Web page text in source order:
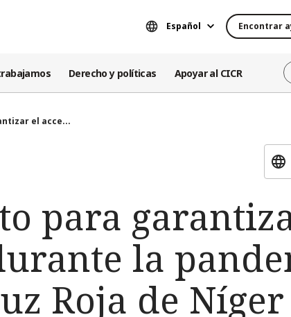
Español Encontrar
Derecho y políticas Apoyar al CICR
el acce...
para
la
Roja de